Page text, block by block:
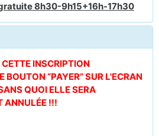
8h30-9h15+16h-17h30
INSCRIPTION
BOUTON “PAYER” SUR L'ECRAN
QUOI ELLE SERA
ANNULÉE !!!